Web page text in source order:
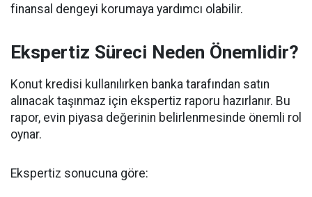
finansal dengeyi korumaya yardımcı olabilir.
Ekspertiz Süreci Neden Önemlidir?
Konut kredisi kullanılırken banka tarafından satın
alınacak taşınmaz için ekspertiz raporu hazırlanır. Bu
rapor, evin piyasa değerinin belirlenmesinde önemli rol
oynar.
Ekspertiz sonucuna göre: